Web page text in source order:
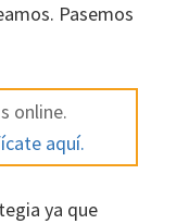
Pasemos
online.
aquí.
ya que